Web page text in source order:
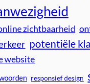
zichtbaarheid
potentiële
website
responsief design